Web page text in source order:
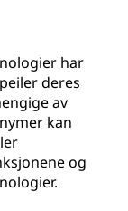
har
deres
av
kan
og